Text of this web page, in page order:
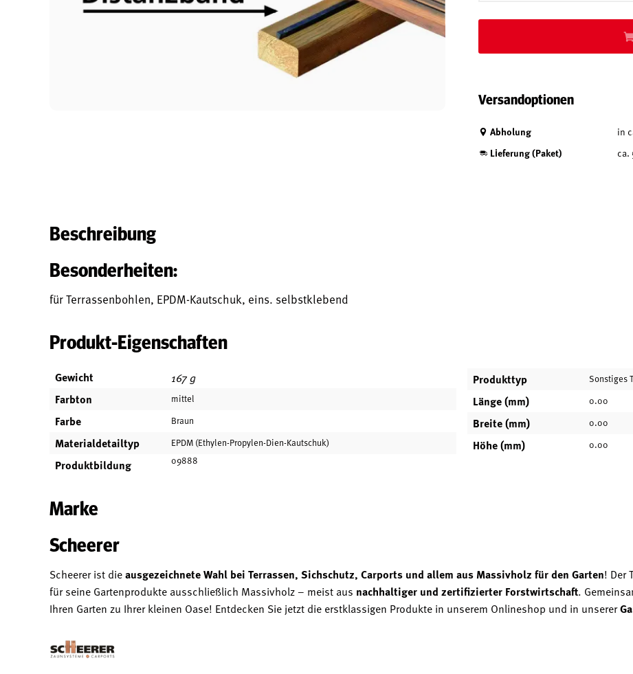
Versandoptionen
Abholung in
Lieferung (Paket) ca.
Beschreibung
Besonderheiten:
für Terrassenbohlen, EPDM-Kautschuk, eins. selbstklebend
Produkt-Eigenschaften
Gewicht 167 g
Farbton mittel
Farbe Braun
Materialdetailtyp EPDM (Ethylen-Propylen-Dien-Kautschuk)
Produktbildung 09888
Produkttyp Sonstiges
Länge (mm) 0.00
Breite (mm) 0.00
Höhe (mm) 0.00
Marke
Scheerer
Scheerer ist dieausgezeichnete Wahl bei Terrassen, Sichschutz, Carports und allem aus Massivholz für den Garten! Der
für seine Gartenprodukte ausschließlich Massivholz – meist aus nachhaltiger und zertifizierter Forstwirtschaft.
Ihren Garten zu Ihrer kleinen Oase! Entdecken Sie jetzt die erstklassigen Produkte in unserem Onlineshop und in unserer